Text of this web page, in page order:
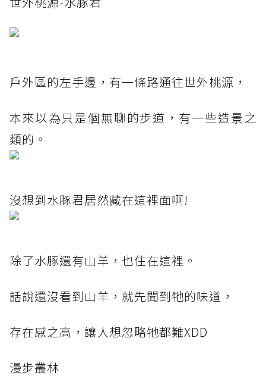
戶外區的左手邊，有一條路通往世外桃源，
本來以為只是個無聊的步道，有一些造景之
類的。
沒想到水豚君居然藏在這裡面啊!
除了水豚還有山羊，也住在這裡。
話說還沒看到山羊，就先聞到牠的味道，
存在感之高，讓人想忽略牠都難XDD
漫步叢林